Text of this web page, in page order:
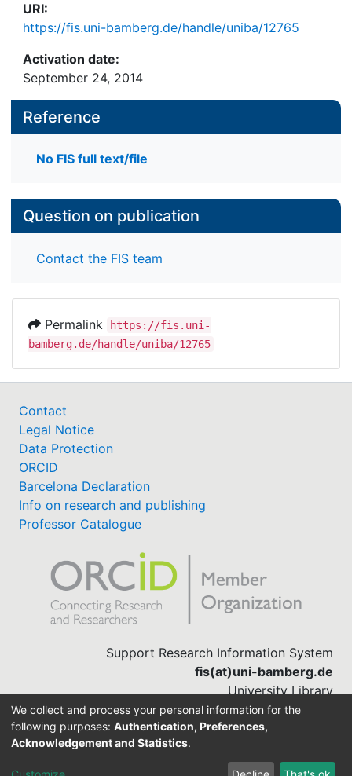
URI:
https://fis.uni-bamberg.de/handle/uniba/12765
Activation date:
September 24, 2014
Reference
No FIS full text/file
Question on publication
Contact the FIS team
Permalink
https://fis.uni-
bamberg.de/handle/uniba/12765
Contact
Legal Notice
Data Protection
ORCID
Barcelona Declaration
Info on research and publishing
Professor Catalogue
Support Research Information System
fis(at)uni-bamberg.de
University Library
(0951) 863-1568
DSpace-CRIS software
We collect and process your personal information for the
following purposes: Authentication, Preferences,
Acknowledgement and Statistics.